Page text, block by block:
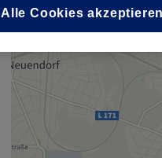
Alle Cookies